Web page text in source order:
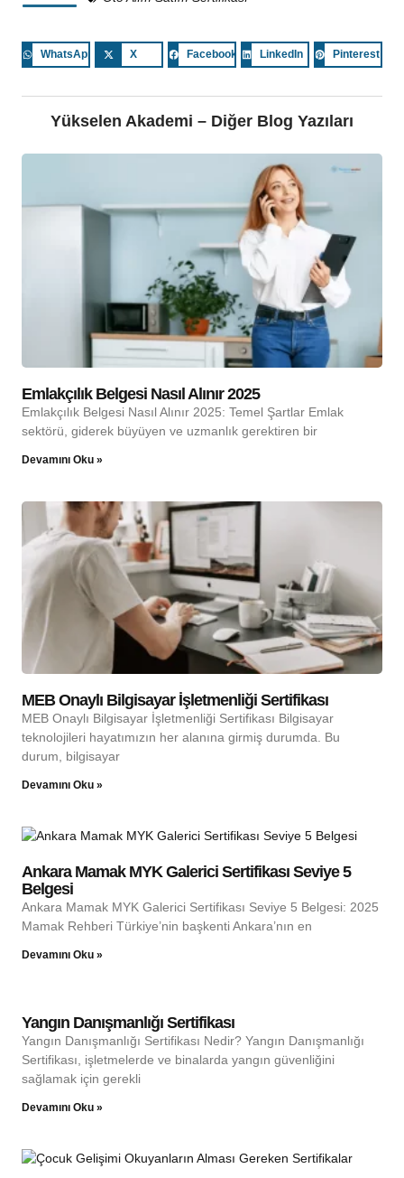
WhatsApp X Facebook LinkedIn Pinterest
Yükselen Akademi – Diğer Blog Yazıları
Emlakçılık Belgesi Nasıl Alınır 2025
Emlakçılık Belgesi Nasıl Alınır 2025: Temel Şartlar Emlak
sektörü, giderek büyüyen ve uzmanlık gerektiren bir
Devamını Oku »
MEB Onaylı Bilgisayar İşletmenliği Sertifikası
MEB Onaylı Bilgisayar İşletmenliği Sertifikası Bilgisayar
teknolojileri hayatımızın her alanına girmiş durumda. Bu
durum, bilgisayar
Devamını Oku »
Ankara Mamak MYK Galerici Sertifikası Seviye 5
Belgesi
Ankara Mamak MYK Galerici Sertifikası Seviye 5 Belgesi: 2025
Mamak Rehberi Türkiye’nin başkenti Ankara’nın en
Devamını Oku »
Yangın Danışmanlığı Sertifikası
Yangın Danışmanlığı Sertifikası Nedir? Yangın Danışmanlığı
Sertifikası, işletmelerde ve binalarda yangın güvenliğini
sağlamak için gerekli
Devamını Oku »